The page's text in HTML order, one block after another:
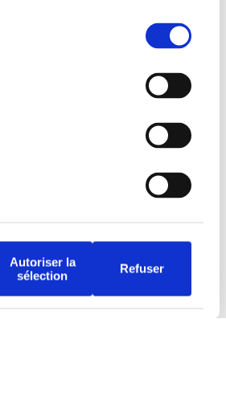
Autoriser la
sélection
Refuser
réservés © Djob